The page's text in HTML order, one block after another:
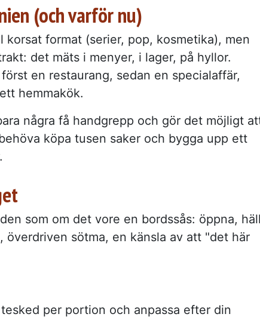
(och varför nu)
format (serier, pop, kosmetika), men
det mäts i menyer, i lager, på hyllor.
en restaurang, sedan en specialaffär,
hemmakök.
några få handgrepp och gör det möjligt
köpa tusen saker och bygga upp ett
som om det vore en bordssås: öppna, häll
sötma, en känsla av att "det här
per portion och anpassa efter din